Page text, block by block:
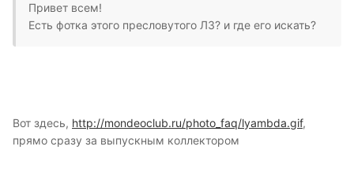
Привет всем!
Есть фотка этого пресловутого ЛЗ? и где его искать?
Вот здесь, http://mondeoclub.ru/photo_faq/lyambda.gif,
прямо сразу за выпускным коллектором